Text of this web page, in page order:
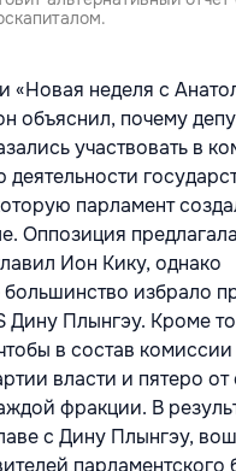
«Новая неделя с
объяснил, почему
участвовать в
парламент
Оппозиция
Ион Кику, однако
избрало
Дину Плынгэу. Кроме
в состав
власти и пятеро
фракции. В
с Дину Плынгэу,
парламентского